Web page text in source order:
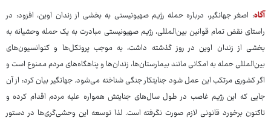
آگاه: اصغر جهانگیر، درباره حمله رژیم صهیونیستی به بخشی از زندان اوین، افزود: در
راستای نقض تمام قوانین بین‌المللی، رژیم صهیونیستی مبادرت به یک حمله وحشیانه به
بخشی از زندان اوین در روز گذشته داشت، به موجب پروتکل‌ها و کنوانسیون‌های
بین‌المللی حمله به امکانی مانند بیمارستان‌ها، زندان‌ها و پناهگاه‌های مردم ممنوع است و
اگر کشوری مرتکب این عمل شود جنایتکار جنگی شناخته می‌شود. جهانگیر بیان کرد: از آن
جایی که این رژیم غاصب در طول سال‌های جنایتش همواره علیه مردم اقدام کرده و
تاکنون برخورد قانونی لازم صورت نگرفته است. لذا توسعه این وحشی‌گری‌ها در دستور